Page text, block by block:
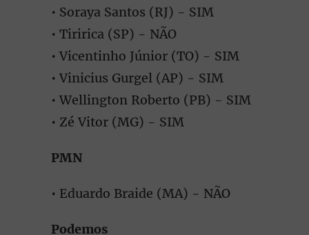
• Soraya Santos (RJ) - SIM
• Tiririca (SP) - NÃO
• Vicentinho Júnior (TO) - SIM
• Vinicius Gurgel (AP) - SIM
• Wellington Roberto (PB) - SIM
• Zé Vitor (MG) - SIM
PMN
• Eduardo Braide (MA) - NÃO
Podemos